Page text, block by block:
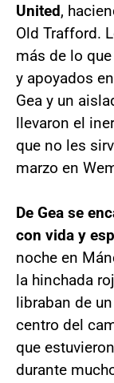
United,
Old Trafford.
más de lo
y apoyados
Gea y un
llevaron el
que no les
marzo en
De Gea se
con vida y
noche en
la hinchada
libraban de
centro del
que
durante